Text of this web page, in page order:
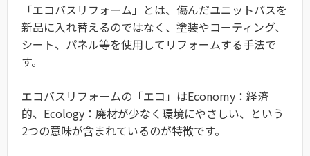
「エコバスリフォーム」とは、傷んだユニットバスを
新品に入れ替えるのではなく、塗装やコーティング、
シート、パネル等を使用してリフォームする手法で
す。
エコバスリフォームの「エコ」はEconomy：経済
的、Ecology：廃材が少なく環境にやさしい、という
2つの意味が含まれているのが特徴です。